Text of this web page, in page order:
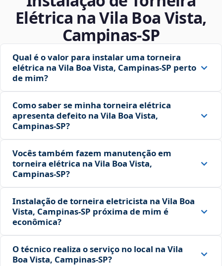
Elétrica na Vila Boa Vista,
Campinas‑SP
Qual é o valor para instalar uma torneira
elétrica na Vila Boa Vista, Campinas‑SP perto
de mim?
Como saber se minha torneira elétrica
apresenta defeito na Vila Boa Vista,
Campinas‑SP?
Vocês também fazem manutenção em
torneira elétrica na Vila Boa Vista,
Campinas‑SP?
Instalação de torneira eletricista na Vila Boa
Vista, Campinas‑SP próxima de mim é
econômica?
O técnico realiza o serviço no local na Vila
Boa Vista, Campinas‑SP?